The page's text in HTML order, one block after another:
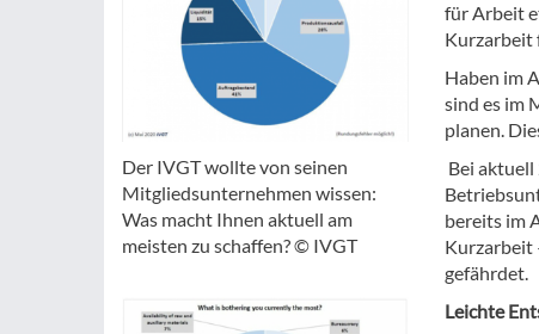
Der IVGT wollte von seinen
Mitgliedsunternehmen wissen:
Was macht Ihnen aktuell am
meisten zu schaffen? © IVGT
für Arbeit
Kurzarbeit
Haben im
sind es im
planen.
Bei
bereits im
Kurzarbeit
gefährdet.
Leichte